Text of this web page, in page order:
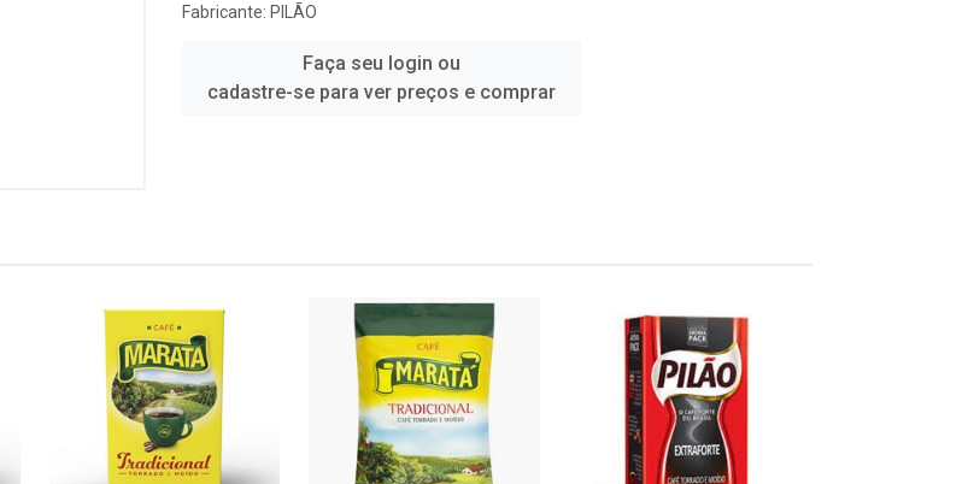
Fabricante: PILÃO
Faça seu login ou
cadastre-se para ver preços e comprar